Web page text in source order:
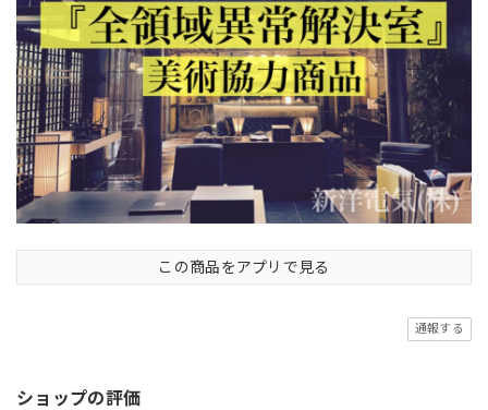
この商品をアプリで見る
通報する
ショップの評価